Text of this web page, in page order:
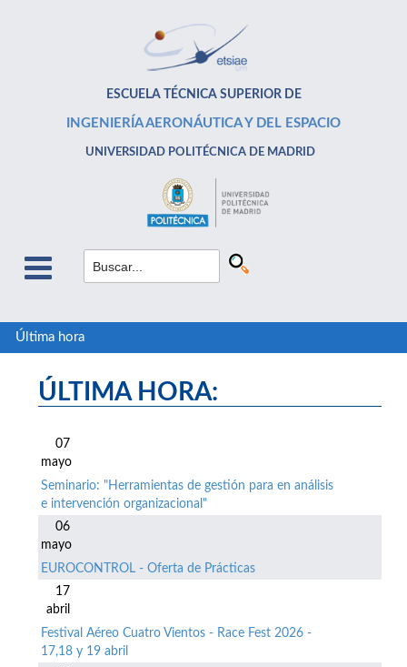
ESCUELA TÉCNICA SUPERIOR DE
INGENIERÍA AERONÁUTICA Y DEL ESPACIO
UNIVERSIDAD POLITÉCNICA DE MADRID
Última hora
ÚLTIMA HORA:
07
mayo
Seminario: "Herramientas de gestión para en análisis
e intervención organizacional"
06
mayo
EUROCONTROL - Oferta de Prácticas
17
abril
Festival Aéreo Cuatro Vientos - Race Fest 2026 -
17,18 y 19 abril